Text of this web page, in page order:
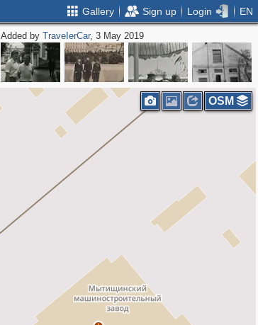
Gallery Sign up Login EN
Added byТrаvеIеrCar, 3 May 2019
OSM